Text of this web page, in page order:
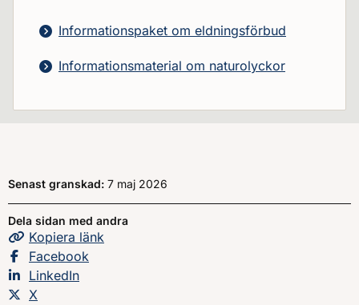
Informationspaket om eldningsförbud
Informationsmaterial om naturolyckor
Senast granskad: 7 maj 2026
Dela sidan med andra
Kopiera sidans
länk
Dela sidan på
Facebook
Dela sidan på
LinkedIn
Dela sidan på
X